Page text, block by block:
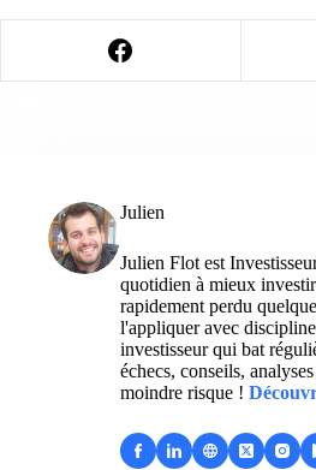
Julien
Julien Flot est
quotidien à mieux
rapidement perdu
l'appliquer avec
investisseur qui bat
échecs, conseils,
moindre risque !